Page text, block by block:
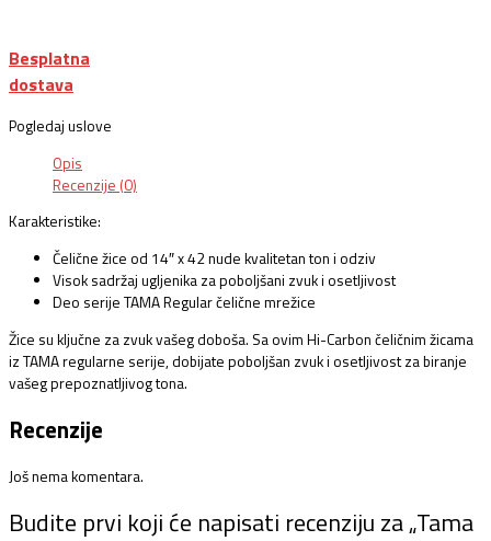
Besplatna
dostava
Pogledaj uslove
Opis
Recenzije (0)
Karakteristike:
Čelične žice od 14″ x 42 nude kvalitetan ton i odziv
Visok sadržaj ugljenika za poboljšani zvuk i osetljivost
Deo serije TAMA Regular čelične mrežice
Žice su ključne za zvuk vašeg doboša. Sa ovim Hi-Carbon čeličnim žicama
iz TAMA regularne serije, dobijate poboljšan zvuk i osetljivost za biranje
vašeg prepoznatljivog tona.
Recenzije
Još nema komentara.
Budite prvi koji će napisati recenziju za „Tama